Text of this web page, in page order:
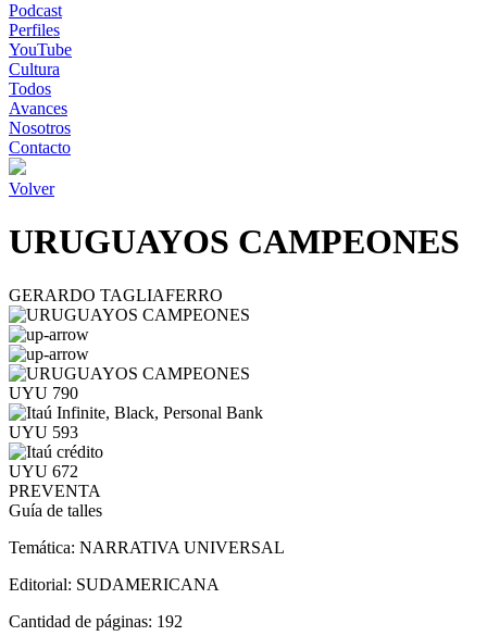
Podcast
Perfiles
YouTube
Cultura
Todos
Avances
Nosotros
Contacto
Volver
URUGUAYOS CAMPEONES
GERARDO TAGLIAFERRO
UYU 790
UYU 593
UYU 672
PREVENTA
Guía de talles
Temática: NARRATIVA UNIVERSAL
Editorial: SUDAMERICANA
Cantidad de páginas: 192